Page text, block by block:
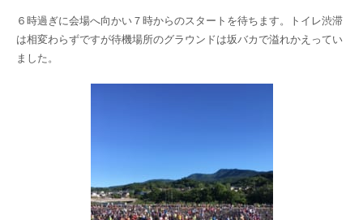
６時過ぎに会場へ向かい７時からのスタートを待ちます。トイレ渋滞
は相変わらずですが待機場所のグラウンドは坂バカで溢れかえってい
ました。